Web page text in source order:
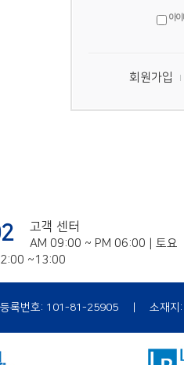
아
회원가입
고객 센터
AM 09:00 ~ PM 06:00 | 토요
~13:00
록번호: 101-81-25905 소재지
개인